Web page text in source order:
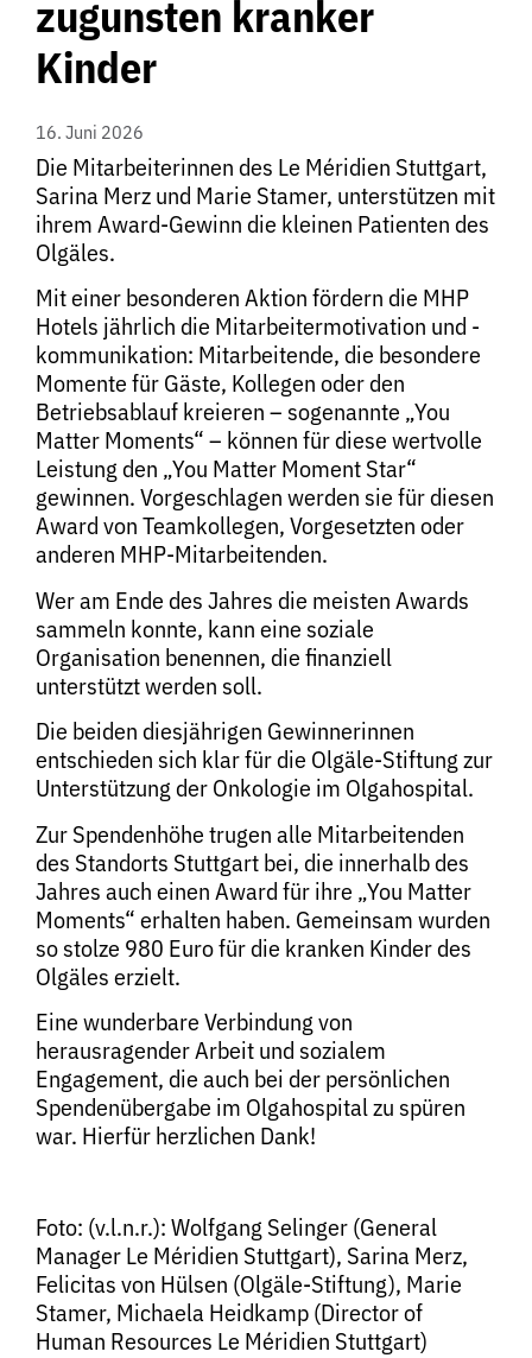
zugunsten kranker
Kinder
16. Juni 2026
Die Mitarbeiterinnen des Le Méridien Stuttgart,
Sarina Merz und Marie Stamer, unterstützen mit
ihrem Award-Gewinn die kleinen Patienten des
Olgäles.
Mit einer besonderen Aktion fördern die MHP
Hotels jährlich die Mitarbeitermotivation und -
kommunikation: Mitarbeitende, die besondere
Momente für Gäste, Kollegen oder den
Betriebsablauf kreieren – sogenannte „You
Matter Moments“ – können für diese wertvolle
Leistung den „You Matter Moment Star“
gewinnen. Vorgeschlagen werden sie für diesen
Award von Teamkollegen, Vorgesetzten oder
anderen MHP-Mitarbeitenden.
Wer am Ende des Jahres die meisten Awards
sammeln konnte, kann eine soziale
Organisation benennen, die finanziell
unterstützt werden soll.
Die beiden diesjährigen Gewinnerinnen
entschieden sich klar für die Olgäle-Stiftung zur
Unterstützung der Onkologie im Olgahospital.
Zur Spendenhöhe trugen alle Mitarbeitenden
des Standorts Stuttgart bei, die innerhalb des
Jahres auch einen Award für ihre „You Matter
Moments“ erhalten haben. Gemeinsam wurden
so stolze 980 Euro für die kranken Kinder des
Olgäles erzielt.
Eine wunderbare Verbindung von
herausragender Arbeit und sozialem
Engagement, die auch bei der persönlichen
Spendenübergabe im Olgahospital zu spüren
war. Hierfür herzlichen Dank!
Foto: (v.l.n.r.): Wolfgang Selinger (General
Manager Le Méridien Stuttgart), Sarina Merz,
Felicitas von Hülsen (Olgäle-Stiftung), Marie
Stamer, Michaela Heidkamp (Director of
Human Resources Le Méridien Stuttgart)